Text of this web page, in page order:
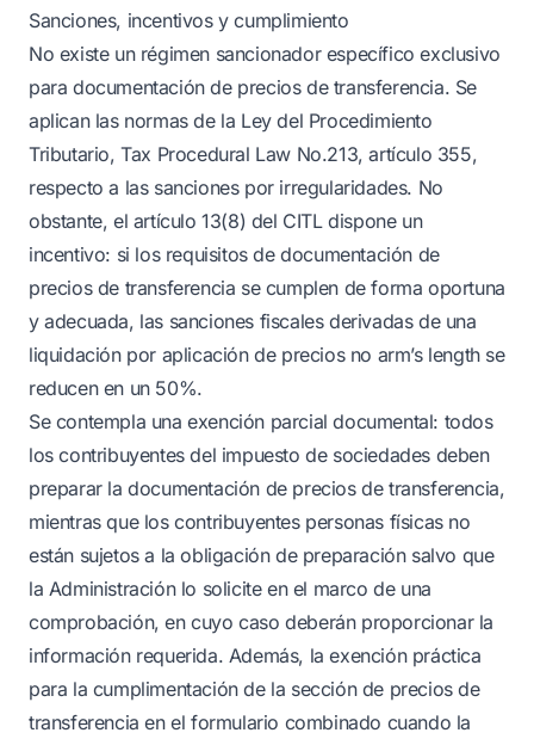
Sanciones, incentivos y cumplimiento
No existe un régimen sancionador específico exclusivo
para documentación de precios de transferencia. Se
aplican las normas de la Ley del Procedimiento
Tributario, Tax Procedural Law No.213, artículo 355,
respecto a las sanciones por irregularidades. No
obstante, el artículo 13(8) del CITL dispone un
incentivo: si los requisitos de documentación de
precios de transferencia se cumplen de forma oportuna
y adecuada, las sanciones fiscales derivadas de una
liquidación por aplicación de precios no arm’s length se
reducen en un 50%.
Se contempla una exención parcial documental: todos
los contribuyentes del impuesto de sociedades deben
preparar la documentación de precios de transferencia,
mientras que los contribuyentes personas físicas no
están sujetos a la obligación de preparación salvo que
la Administración lo solicite en el marco de una
comprobación, en cuyo caso deberán proporcionar la
información requerida. Además, la exención práctica
para la cumplimentación de la sección de precios de
transferencia en el formulario combinado cuando la